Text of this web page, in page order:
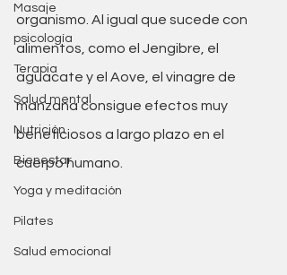
Masaje
psicología
Terapia
Salud mental
Nutrición
Bienestar
Yoga y meditación
Pilates
Salud emocional
organismo. Al igual que sucede con
alimentos, como el Jengibre, el
aguacate y el Aove, el vinagre de
manzana consigue efectos muy
beneficiosos a largo plazo en el
cuerpo humano.